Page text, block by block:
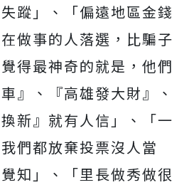
蹤」、「偏遠地區金錢
做事的人落選，比騙子
得最神奇的就是，他們
』、『高雄發大財』、
新』就有人信」、「一
們都放棄投票沒人當
知」、「里長做秀做很